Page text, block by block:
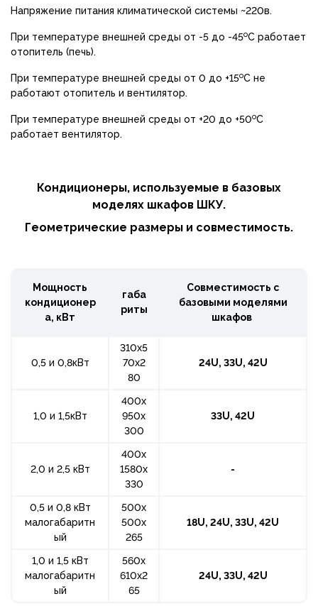
Напряжение питания климатической системы ~220в.
При температуре внешней среды от -5 до -45оС работает
отопитель (печь).
При температуре внешней среды от 0 до +15оС не
работают отопитель и вентилятор.
При температуре внешней среды от +20 до +50оС
работает вентилятор.
Кондиционеры, используемые в базовых
моделях шкафов ШКУ.
Геометрические размеры и совместимость.
Мощность
кондиционер
а, кВт
габа
риты
Совместимость с
базовыми моделями
шкафов
0,5 и 0,8кВт
310х5
70х2
80
24U, 33U, 42U
1,0 и 1,5кВт
400х
950х
300
33U, 42U
2,0 и 2,5 кВт
400х
1580х
330
-
0,5 и 0,8 кВт
малогабаритн
ый
500х
500х
265
18U, 24U, 33U, 42U
1,0 и 1,5 кВт
малогабаритн
ый
560х
610х2
65
24U, 33U, 42U